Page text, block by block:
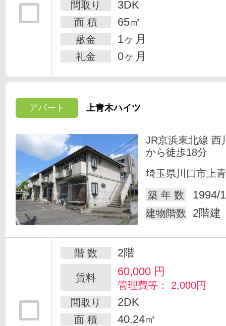
間取り 3DK
面 積 65㎡
敷金 1ヶ月
礼金 0ヶ月
アパート 上青木ハイツ
JR京浜東北線 西
から徒歩18分
埼玉県川口市上
築 年 数
1994/
建物階数 2階建
階 数 2階
賃料 60,000 円
管理費等： 2,000円
間取り
2DK
面 積 40.24㎡